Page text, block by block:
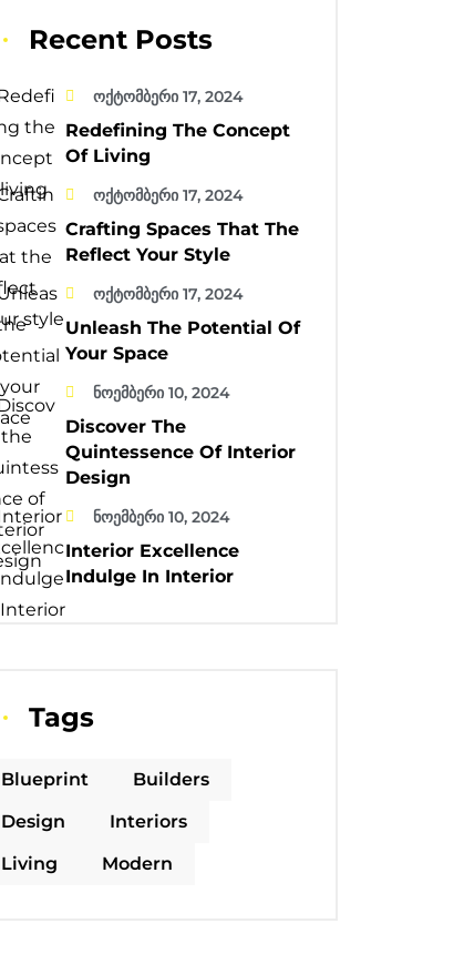
Recent Posts
ოქტომბერი 17, 2024
Redefining The Concept
Of Living
ოქტომბერი 17, 2024
Crafting Spaces That The
Reflect Your Style
ოქტომბერი 17, 2024
Unleash The Potential Of
Your Space
ნოემბერი 10, 2024
Discover The
Quintessence Of Interior
Design
ნოემბერი 10, 2024
Interior Excellence
Indulge In Interior
Tags
Blueprint
Builders
Design
Interiors
Living
Modern